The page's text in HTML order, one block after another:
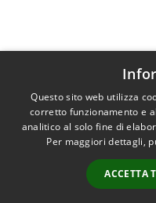
Questo sito web utilizza
corretto funzionamento e
analitico al solo fine di
Per maggiori dettagli,
ACCETTA